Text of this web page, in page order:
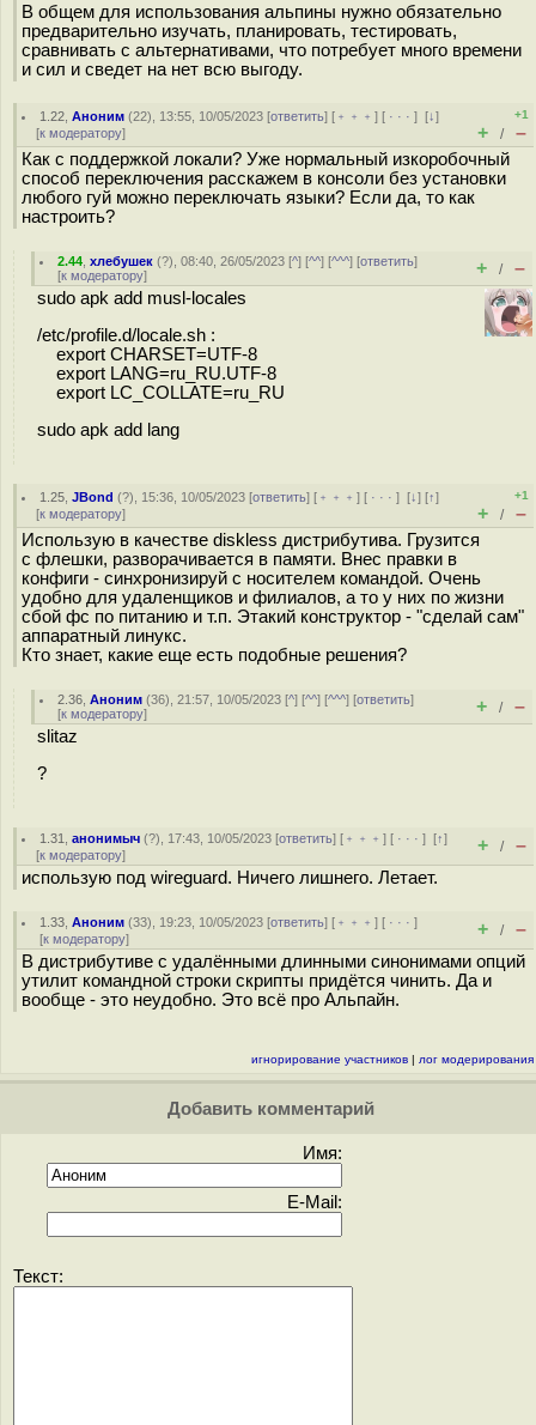
В общем для использования альпины нужно обязательно
предварительно изучать, планировать, тестировать,
сравнивать с альтернативами, что потребует много времени
и сил и сведет на нет всю выгоду.
1.22 ,Аноним (22), 13:55, 10/05/2023 [ответить] [ ﹢﹢﹢] [ · · ·][↓]
[к модератору]
+1
+ / –
Как с поддержкой локали? Уже нормальный изкоробочный
способ переключения расскажем в консоли без установки
любого гуй можно переключать языки? Если да, то как
настроить?
2.44 ,хлебушек (?), 08:40, 26/05/2023 [^] [^^] [^^^] [ответить]
[к модератору] + / –
sudo apk add musl-locales
/etc/profile.d/locale.sh :
export CHARSET=UTF-8
export LANG=ru_RU.UTF-8
export LC_COLLATE=ru_RU
sudo apk add lang
1.25 ,JBond (?), 15:36, 10/05/2023 [ответить] [ ﹢﹢﹢] [ · · ·][↓] [↑]
[к модератору]
+1
+ / –
Использую в качестве diskless дистрибутива. Грузится
c флешки, разворачивается в памяти. Внес правки в
конфиги - синхронизируй с носителем командой. Очень
удобно для удаленщиков и филиалов, а то у них по жизни
сбой фс по питанию и т.п. Этакий конструктор - "сделай сам"
аппаратный линукс.
Кто знает, какие еще есть подобные решения?
2.36 ,Аноним (36), 21:57, 10/05/2023 [^] [^^] [^^^] [ответить]
[к модератору] + / –
slitaz
?
1.31 ,анонимыч (?), 17:43, 10/05/2023 [ответить] [ ﹢﹢﹢] [ · · ·][↑]
[к модератору] + / –
использую под wireguard. Ничего лишнего. Летает.
1.33 ,Аноним (33), 19:23, 10/05/2023 [ответить] [ ﹢﹢﹢] [ · · ·]
[к модератору] + / –
В дистрибутиве с удалёнными длинными синонимами опций
утилит командной строки скрипты придётся чинить. Да и
вообще - это неудобно. Это всё про Альпайн.
игнорирование участников | лог модерирования
Добавить комментарий
Имя:
E-Mail:
Текст: